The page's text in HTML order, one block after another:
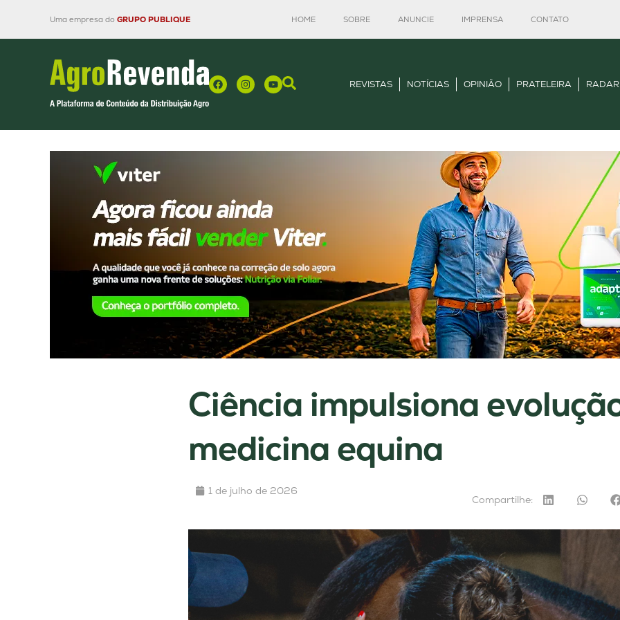
Uma empresa do GRUPO PUBLIQUE HOME SOBRE ANUNCIE IMPRENSA CONTATO
REVISTAS NOTÍCIAS OPINIÃO PRATELEIRA
Ciência impulsiona
medicina equina
1 de julho de 2026
Compartilhe: